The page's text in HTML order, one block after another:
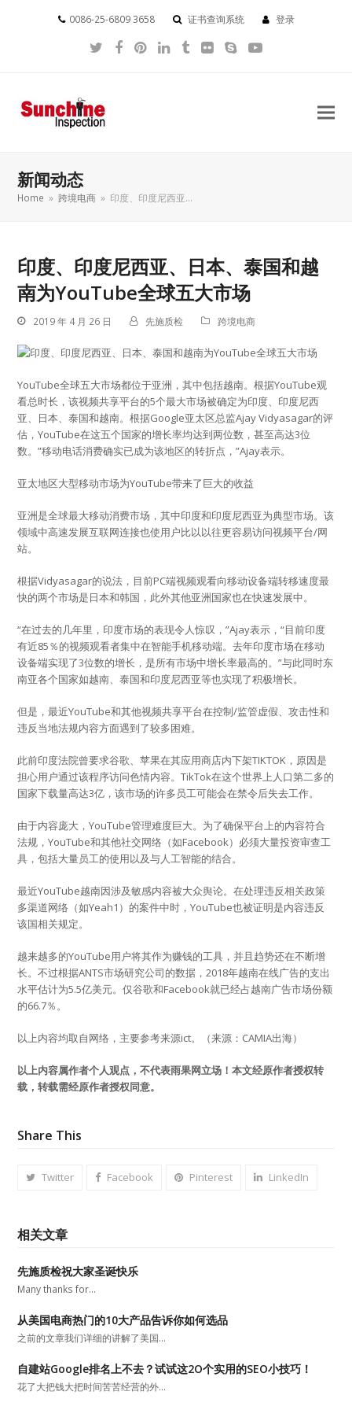
0086-25-6809 3658 证书查询系统 登录
Twitter
Facebook
Pinterest
LinkedIn
Tumblr
FlickrSkypeYouTube
新闻动态
Home » 跨境电商 » 印度、印度尼西亚…
印度、印度尼西亚、日本、泰国和越
南为YouTube全球五大市场
2019 年 4 月 26 日 先施质检 跨境电商
YouTube全球五大市场都位于亚洲，其中包括越南。根据YouTube观
看总时长，该视频共享平台的5个最大市场被确定为印度、印度尼西
亚、日本、泰国和越南。根据Google亚太区总监Ajay Vidyasagar的评
估，YouTube在这五个国家的增长率均达到两位数，甚至高达3位
数。”移动电话消费确实已成为该地区的转折点，”Ajay表示。
亚太地区大型移动市场为YouTube带来了巨大的收益
亚洲是全球最大移动消费市场，其中印度和印度尼西亚为典型市场。该
领域中高速发展互联网连接也使用户比以以往更容易访问视频平台/网
站。
根据Vidyasagar的说法，目前PC端视频观看向移动设备端转移速度最
快的两个市场是日本和韩国，此外其他亚洲国家也在快速发展中。
“在过去的几年里，印度市场的表现令人惊叹，”Ajay表示，“目前印度
有近85％的视频观看者集中在智能手机移动端。去年印度市场在移动
设备端实现了3位数的增长，是所有市场中增长率最高的。”与此同时东
南亚各个国家如越南、泰国和印度尼西亚等也实现了积极增长。
但是，最近YouTube和其他视频共享平台在控制/监管虚假、攻击性和
违反当地法规内容方面遇到了较多困难。
此前印度法院曾要求谷歌、苹果在其应用商店内下架TIKTOK，原因是
担心用户通过该程序访问色情内容。TikTok在这个世界上人口第二多的
国家下载量高达3亿，该市场的许多员工可能会在禁令后失去工作。
由于内容庞大，YouTube管理难度巨大。为了确保平台上的内容符合
法规，YouTube和其他社交网络（如Facebook）必须大量投资审查工
具，包括大量员工的使用以及与人工智能的结合。
最近YouTube越南因涉及敏感内容被大众舆论。在处理违反相关政策
多渠道网络（如Yeah1）的案件中时，YouTube也被证明是内容违反
该国相关规定。
越来越多的YouTube用户将其作为赚钱的工具，并且趋势还在不断增
长。不过根据ANTS市场研究公司的数据，2018年越南在线广告的支出
水平估计为5.5亿美元。仅谷歌和Facebook就已经占越南广告市场份额
的66.7％。
以上内容均取自网络，主要参考来源ict。（来源：CAMIA出海）
以上内容属作者个人观点，不代表雨果网立场！本文经原作者授权转
载，转载需经原作者授权同意。
Share This
Twitter Facebook Pinterest LinkedIn
相关文章
先施质检祝大家圣诞快乐
Many thanks for…
从美国电商热门的10大产品告诉你如何选品
之前的文章我们详细的讲解了美国…
自建站Google排名上不去？试试这2O个实用的SEO小技巧！
花了大把钱大把时间苦苦经营的外…